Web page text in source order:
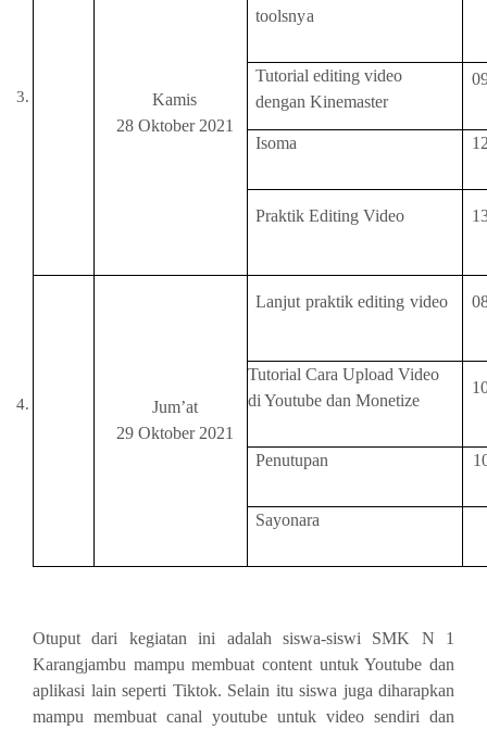
Kamis
28 Oktober 2021
toolsnya
Tutorial editing video
dengan Kinemaster
Isoma
Praktik Editing Video
Jum’at
29 Oktober 2021
Lanjut praktik editing video
Tutorial Cara Upload Video
di Youtube dan Monetize
Penutupan
Sayonara
Otuput dari kegiatan ini adalah siswa-siswi SMK N 1
Karangjambu mampu membuat content untuk Youtube dan
aplikasi lain seperti Tiktok. Selain itu siswa juga diharapkan
mampu membuat canal youtube untuk video sendiri dan